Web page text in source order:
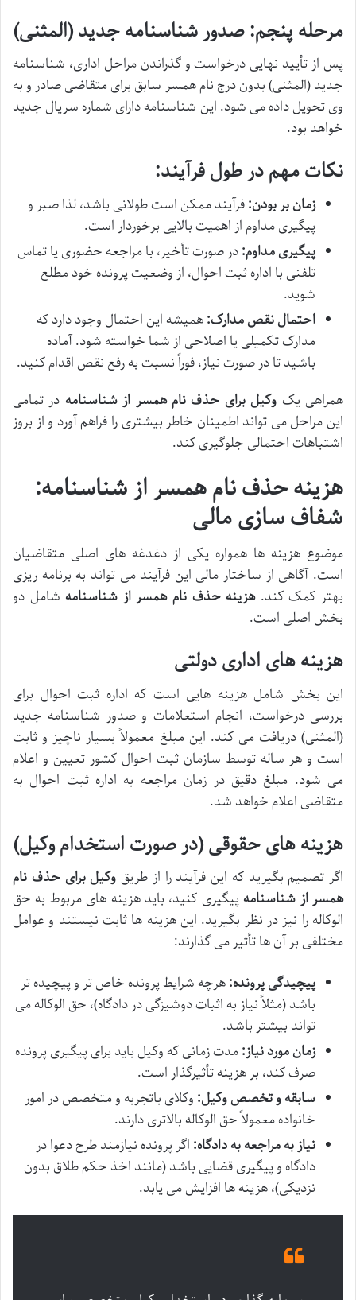
مرحله پنجم: صدور شناسنامه جدید (المثنی)
پس از تأیید نهایی درخواست و گذراندن مراحل اداری، شناسنامه
جدید (المثنی) بدون درج نام همسر سابق برای متقاضی صادر و به
وی تحویل داده می شود. این شناسنامه دارای شماره سریال جدید
خواهد بود.
نکات مهم در طول فرآیند:
زمان بر بودن:فرآیند ممکن است طولانی باشد، لذا صبر و
پیگیری مداوم از اهمیت بالایی برخوردار است.
پیگیری مداوم:در صورت تأخیر، با مراجعه حضوری یا تماس
تلفنی با اداره ثبت احوال، از وضعیت پرونده خود مطلع
شوید.
احتمال نقص مدارک:همیشه این احتمال وجود دارد که
مدارک تکمیلی یا اصلاحی از شما خواسته شود. آماده
باشید تا در صورت نیاز، فوراً نسبت به رفع نقص اقدام کنید.
همراهی یک وکیل برای حذف نام همسر از شناسنامه در تمامی
این مراحل می تواند اطمینان خاطر بیشتری را فراهم آورد و از بروز
اشتباهات احتمالی جلوگیری کند.
هزینه حذف نام همسر از شناسنامه:
شفاف سازی مالی
موضوع هزینه ها همواره یکی از دغدغه های اصلی متقاضیان
است. آگاهی از ساختار مالی این فرآیند می تواند به برنامه ریزی
بهتر کمک کند.هزینه حذف نام همسر از شناسنامه شامل دو
بخش اصلی است.
هزینه های اداری دولتی
این بخش شامل هزینه هایی است که اداره ثبت احوال برای
بررسی درخواست، انجام استعلامات و صدور شناسنامه جدید
(المثنی) دریافت می کند. این مبلغ معمولاً بسیار ناچیز و ثابت
است و هر ساله توسط سازمان ثبت احوال کشور تعیین و اعلام
می شود. مبلغ دقیق در زمان مراجعه به اداره ثبت احوال به
متقاضی اعلام خواهد شد.
هزینه های حقوقی (در صورت استخدام وکیل)
اگر تصمیم بگیرید که این فرآیند را از طریق وکیل برای حذف نام
همسر از شناسنامه پیگیری کنید، باید هزینه های مربوط به حق
الوکاله را نیز در نظر بگیرید. این هزینه ها ثابت نیستند و عوامل
مختلفی بر آن ها تأثیر می گذارند:
پیچیدگی پرونده:هرچه شرایط پرونده خاص تر و پیچیده تر
باشد (مثلاً نیاز به اثبات دوشیزگی در دادگاه)، حق الوکاله می
تواند بیشتر باشد.
زمان مورد نیاز:مدت زمانی که وکیل باید برای پیگیری پرونده
صرف کند، بر هزینه تأثیرگذار است.
سابقه و تخصص وکیل: وکلای باتجربه و متخصص در امور
خانواده معمولاً حق الوکاله بالاتری دارند.
نیاز به مراجعه به دادگاه: اگر پرونده نیازمند طرح دعوا در
دادگاه و پیگیری قضایی باشد (مانند اخذ حکم طلاق بدون
نزدیکی)، هزینه ها افزایش می یابد.